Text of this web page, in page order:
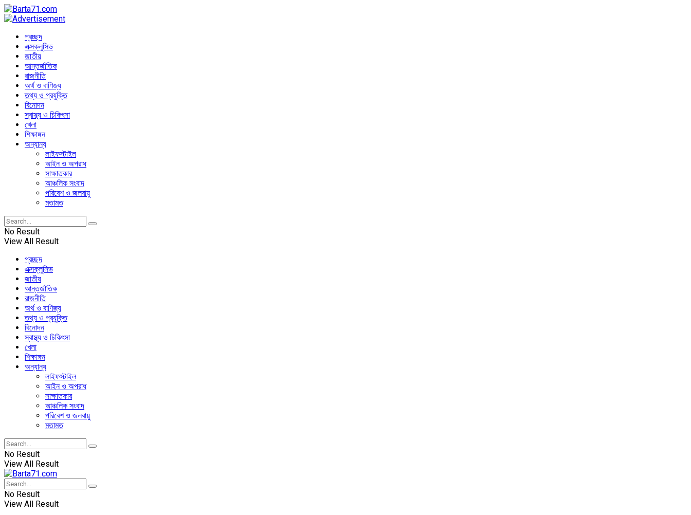
প্রচ্ছদ
এক্সক্লুসিভ
জাতীয়
আন্তর্জাতিক
রাজনীতি
অর্থ ও বাণিজ্য
তথ্য ও প্রযুক্তি
বিনোদন
স্বাস্থ্য ও চিকিৎসা
খেলা
শিক্ষাঙ্গন
অন্যান্য
লাইফস্টাইল
আইন ও অপরাধ
সাক্ষাতকার
আঞ্চলিক সংবাদ
পরিবেশ ও জলবায়ু
মতামত
No Result
View All Result
প্রচ্ছদ
এক্সক্লুসিভ
জাতীয়
আন্তর্জাতিক
রাজনীতি
অর্থ ও বাণিজ্য
তথ্য ও প্রযুক্তি
বিনোদন
স্বাস্থ্য ও চিকিৎসা
খেলা
শিক্ষাঙ্গন
অন্যান্য
লাইফস্টাইল
আইন ও অপরাধ
সাক্ষাতকার
আঞ্চলিক সংবাদ
পরিবেশ ও জলবায়ু
মতামত
No Result
View All Result
No Result
View All Result